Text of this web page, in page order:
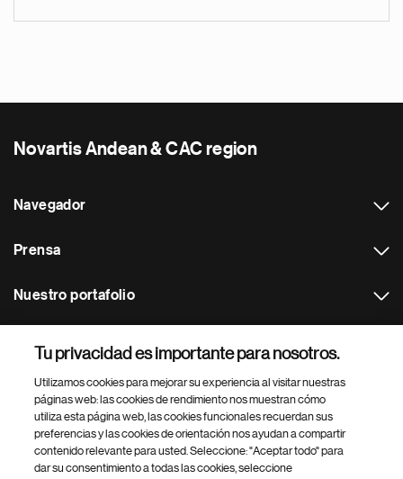
Novartis Andean & CAC region
Navegador
Prensa
Nuestro portafolio
Footer Site Search
Tu privacidad es importante para nosotros.
Utilizamos cookies para mejorar su experiencia al visitar nuestras
páginas web: las cookies de rendimiento nos muestran cómo
utiliza esta página web, las cookies funcionales recuerdan sus
preferencias y las cookies de orientación nos ayudan a compartir
contenido relevante para usted. Seleccione: "Aceptar todo" para
dar su consentimiento a todas las cookies, seleccione